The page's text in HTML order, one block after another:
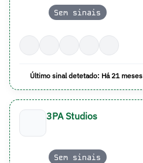
Sem sinais
Último sinal detetado: Há 21 meses
3PA Studios
Sem sinais